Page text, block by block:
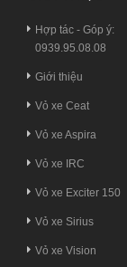
Hợp tác - Góp ý:
0939.95.08.08
Giới thiệu
Vỏ xe Ceat
Vỏ xe Aspira
Vỏ xe IRC
Vỏ xe Exciter 150
Vỏ xe Sirius
Vỏ xe Vision